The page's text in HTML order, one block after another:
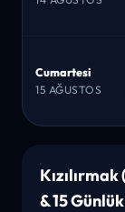
Cumartesi
15 AĞUSTOS
& 15